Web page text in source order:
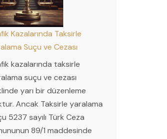
Kazalarında Taksirle
Suçu ve Cezası
kazalarında taksirle
suçu ve cezası
yarı bir düzenleme
Ancak Taksirle yaralama
5237 sayılı Türk Ceza
89/1 maddesinde